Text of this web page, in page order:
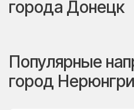
города Донецк
Популярные
город Нерюнгри